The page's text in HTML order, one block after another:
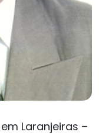
Laranjeiras –